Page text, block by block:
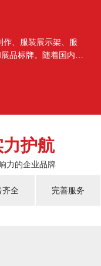
作、服装展示架、服
品标牌。随着国内经
护航
力的企业品牌
齐全 完善服务